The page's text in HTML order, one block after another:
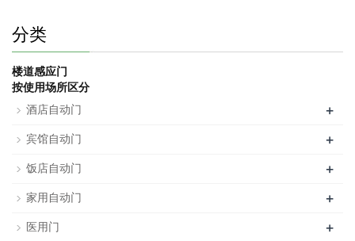
分类
楼道感应门
按使用场所区分
酒店自动门
+
宾馆自动门 +
饭店自动门 +
家用自动门 +
医用门 +